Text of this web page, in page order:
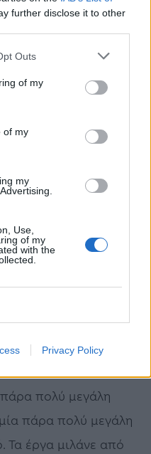
further disclose it to other
Outs
of my
of my
my
Use,
of my
with the
Privacy Policy
Υπουργός
μνημονίου και όλη
πάρει ζωή. Θα είναι
του Λεκανοπεδίου
νέα
έργα τα κάνουμε
μας. Συνεχίζουμε
αυτή η κυβέρνηση
Μπακογιάννης,
πάρα πολύ μεγάλη
πάρα πολύ μεγάλη
Τα έργα μιλάνε από